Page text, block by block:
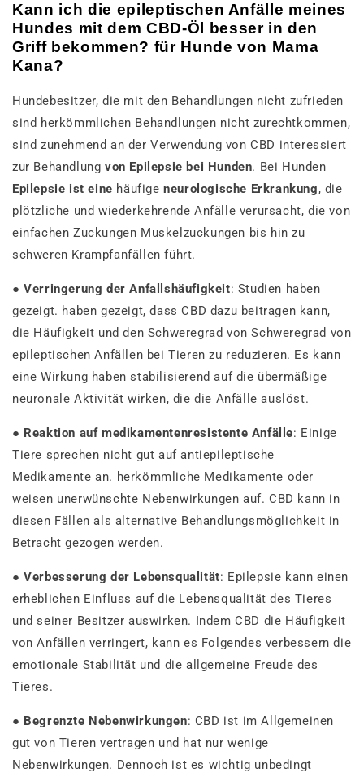
Kann ich die epileptischen Anfälle meines
Hundes mit dem CBD-Öl besser in den
Griff bekommen? für Hunde von Mama
Kana?
Hundebesitzer, die mit den Behandlungen nicht zufrieden
sind herkömmlichen Behandlungen nicht zurechtkommen,
sind zunehmend an der Verwendung von CBD interessiert
zur Behandlung von Epilepsie bei Hunden. Bei Hunden
Epilepsie ist eine häufigeneurologische Erkrankung, die
plötzliche und wiederkehrende Anfälle verursacht, die von
einfachen Zuckungen Muskelzuckungen bis hin zu
schweren Krampfanfällen führt.
●Verringerung der Anfallshäufigkeit: Studien haben
gezeigt. haben gezeigt, dass CBD dazu beitragen kann,
die Häufigkeit und den Schweregrad von Schweregrad von
epileptischen Anfällen bei Tieren zu reduzieren. Es kann
eine Wirkung haben stabilisierend auf die übermäßige
neuronale Aktivität wirken, die die Anfälle auslöst.
● Reaktion auf medikamentenresistente Anfälle: Einige
Tiere sprechen nicht gut auf antiepileptische
Medikamente an. herkömmliche Medikamente oder
weisen unerwünschte Nebenwirkungen auf. CBD kann in
diesen Fällen als alternative Behandlungsmöglichkeit in
Betracht gezogen werden.
●Verbesserung der Lebensqualität: Epilepsie kann einen
erheblichen Einfluss auf die Lebensqualität des Tieres
und seiner Besitzer auswirken. Indem CBD die Häufigkeit
von Anfällen verringert, kann es Folgendes verbessern die
emotionale Stabilität und die allgemeine Freude des
Tieres.
● Begrenzte Nebenwirkungen: CBD ist im Allgemeinen
gut von Tieren vertragen und hat nur wenige
Nebenwirkungen. Dennoch ist es wichtig unbedingt